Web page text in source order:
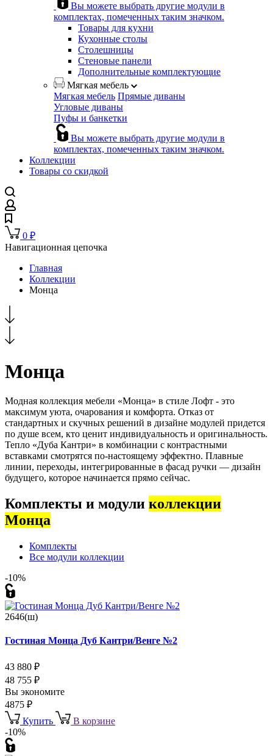
Вы можете выбрать другие модули в
комплектах, помеченных таким значком.
Товары для кухни
Кухонные столы
Столешницы
Стеновые панели
Дополнительные комплектующие
Мягкая мебель
Мягкая мебель Прямые диваны
Угловые диваны
Пуфы и банкетки
Вы можете выбрать другие модули в
комплектах, помеченных таким значком.
Коллекции
Товары со скидкой
0 ₽
Навигационная цепочка
Главная
Коллекции
Монца
Монца
Модная коллекция мебели «Монца» в стиле Лофт - это
максимум уюта, очарования и комфорта. Отказ от
стандартных и скучных решений в дизайне модулей придется
по душе всем, кто ценит индивидуальность и оригинальность.
Тепло «Дуба Кантри» в комбинации с контрастными
вставками смотрятся по-настоящему эффектно. Плавные
линии, переходы, интегрированные в фасад ручки — дизайн
будущего, которое начинается прямо сейчас.
Комплекты и модули коллекции
Монца
Комплекты
Все модули коллекции
-10%
2646(ш)
Гостиная Монца Дуб Кантри/Венге №2
43 880 ₽
48 755 ₽
Вы экономите
4875 ₽
Купить
В корзине
-10%